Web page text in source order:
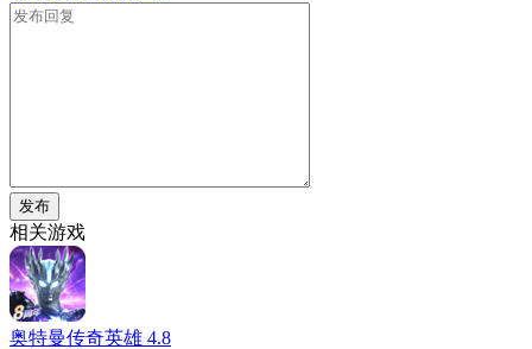
发布
相关游戏
奥特曼传奇英雄 4.8